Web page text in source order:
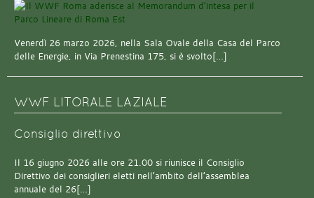
Venerdì 26 marzo 2026, nella Sala Ovale della Casa del Parco
delle Energie, in Via Prenestina 175, si è svolto[…]
WWF LITORALE LAZIALE
Consiglio direttivo
Il 16 giugno 2026 alle ore 21.00 si riunisce il Consiglio
Direttivo dei consiglieri eletti nell’ambito dell’assemblea
annuale del 26[…]